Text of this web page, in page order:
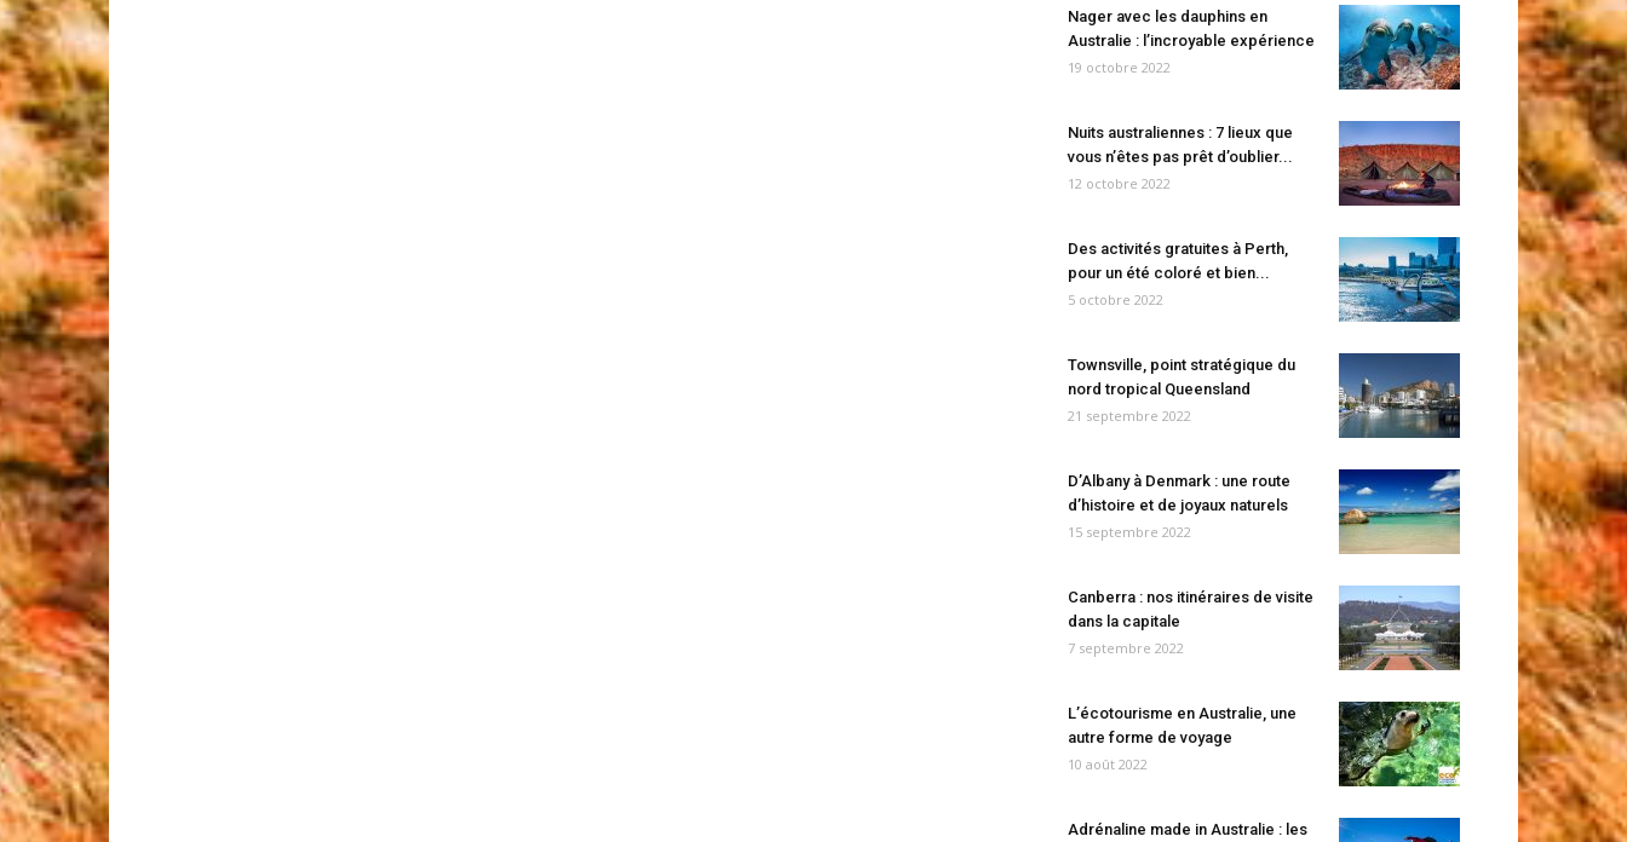
Nager avec les dauphins en
Australie : l’incroyable expérience
19 octobre 2022
Nuits australiennes : 7 lieux que
vous n’êtes pas prêt d’oublier...
12 octobre 2022
Des activités gratuites à Perth,
pour un été coloré et bien...
5 octobre 2022
Townsville, point stratégique du
nord tropical Queensland
21 septembre 2022
D’Albany à Denmark : une route
d’histoire et de joyaux naturels
15 septembre 2022
Canberra : nos itinéraires de visite
dans la capitale
7 septembre 2022
L’écotourisme en Australie, une
autre forme de voyage
10 août 2022
Adrénaline made in Australie : les